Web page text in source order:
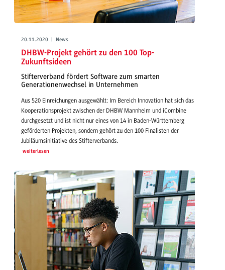
20.11.2020 | News
DHBW-Projekt gehört zu den 100 Top-
Zukunftsideen
Stifterverband fördert Software zum smarten
Generationenwechsel in Unternehmen
Aus 520 Einreichungen ausgewählt: Im Bereich Innovation hat sich das
Kooperationsprojekt zwischen der DHBW Mannheim und iCombine
durchgesetzt und ist nicht nur eines von 14 in Baden-Württemberg
geförderten Projekten, sondern gehört zu den 100 Finalisten der
Jubiläumsinitiative des Stifterverbands.
weiterlesen